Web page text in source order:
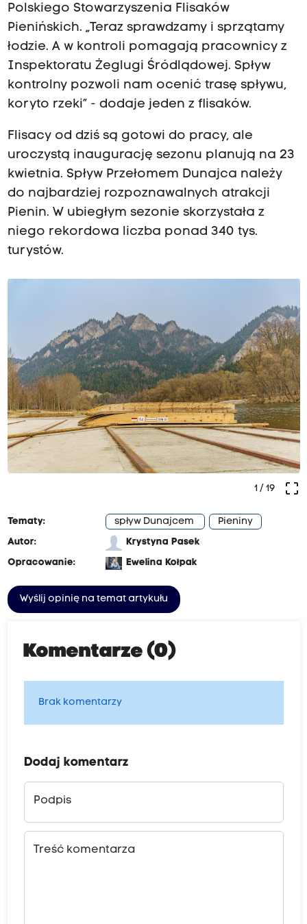
Polskiego Stowarzyszenia Flisaków
Pienińskich. „Teraz sprawdzamy i sprzątamy
łodzie. A w kontroli pomagają pracownicy z
Inspektoratu Żeglugi Śródlądowej. Spływ
kontrolny pozwoli nam ocenić trasę spływu,
koryto rzeki” - dodaje jeden z flisaków.
Flisacy od dziś są gotowi do pracy, ale
uroczystą inaugurację sezonu planują na 23
kwietnia. Spływ Przełomem Dunajca należy
do najbardziej rozpoznawalnych atrakcji
Pienin. W ubiegłym sezonie skorzystała z
niego rekordowa liczba ponad 340 tys.
turystów.
crop_free
1/ 19
Tematy: spływ Dunajcem
Pieniny
Autor:
Krystyna Pasek
Opracowanie:
Ewelina Kołpak
Wyślij opinię na temat artykułu
Komentarze (0)
Brak komentarzy
Dodaj komentarz
Podpis
Treść komentarza